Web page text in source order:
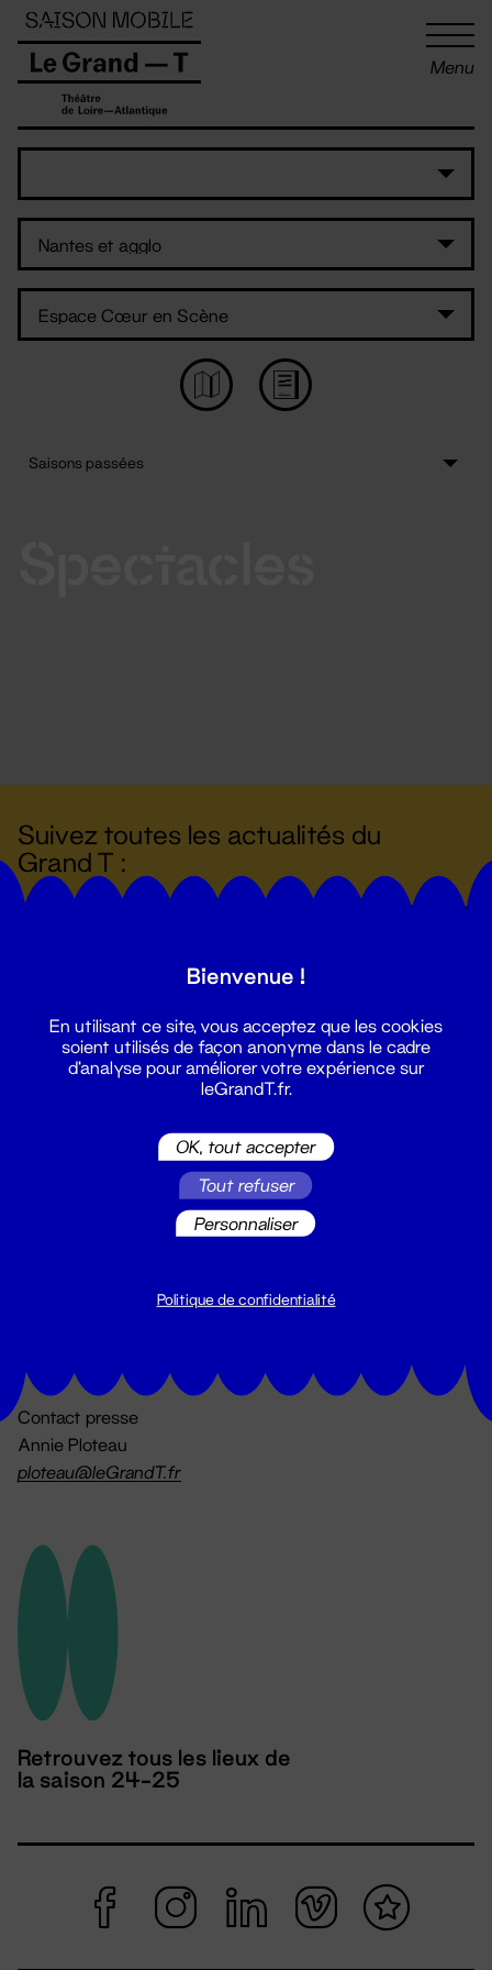
Menu
Suivez toutes les actualités du
Grand T :
billetterie@leGrandT.fr
Du lundi au vendredi 14h → 18h
Contact presse
Annie Ploteau
ploteau@leGrandT.fr
Retrouvez tous les lieux de
la saison 24-25
Panneau de gestion des cookies
Bienvenue !
En utilisant ce site, vous acceptez que les cookies
soient utilisés de façon anonyme dans le cadre
d'analyse pour améliorer votre expérience sur
leGrandT.fr.
OK, tout accepter
Tout refuser
Personnaliser
Politique de confidentialité